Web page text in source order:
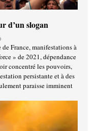
d’un slogan
France, manifestations à
» de 2021, dépendance
concentré les pouvoirs,
persistante et à des
paraisse imminent